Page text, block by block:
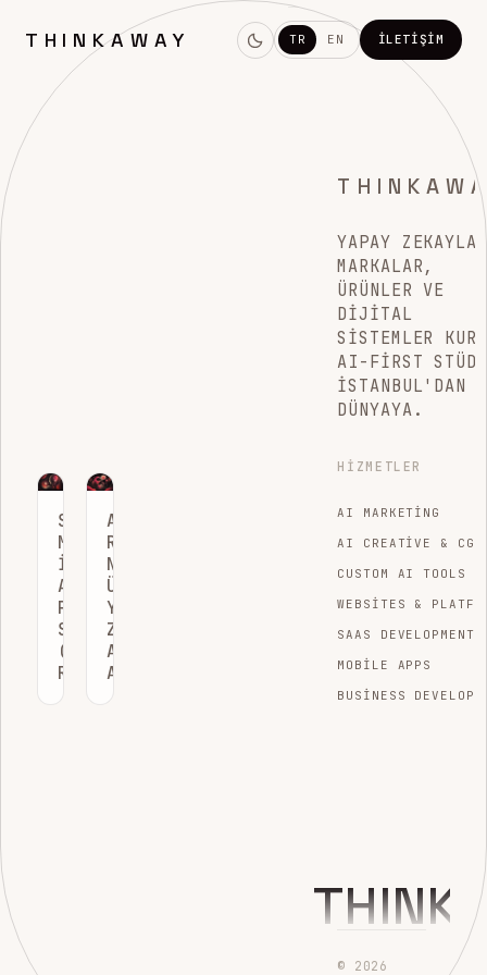
THINKAWAY TR EN İLETIŞIM
SHOPIFY
MAĞAZALARI
İÇIN
AI
PERSONAL
SHOPPER
(ASISTAN)
REHBERI
AMAZON
RUFUS
NEDIR?
ÜRETKEN
YAPAY
ZEKA
ALIŞVERIŞ
ASISTANI
YAPAY ZEKAYLA
MARKALAR,
ÜRÜNLER VE
DIJITAL
SISTEMLER
AI-FIRST
İSTANBUL'DAN
DÜNYAYA.
HIZMETLER
AI MARKETING
AI CREATIVE & CGI
CUSTOM AI TOOLS
WEBSITES &
SAAS DEVELOPMENT
MOBILE APPS
BUSINESS
© 2026